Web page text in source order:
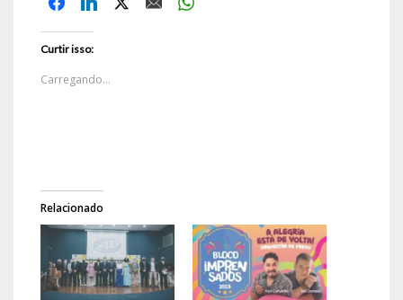
Curtir isso:
Carregando...
Relacionado